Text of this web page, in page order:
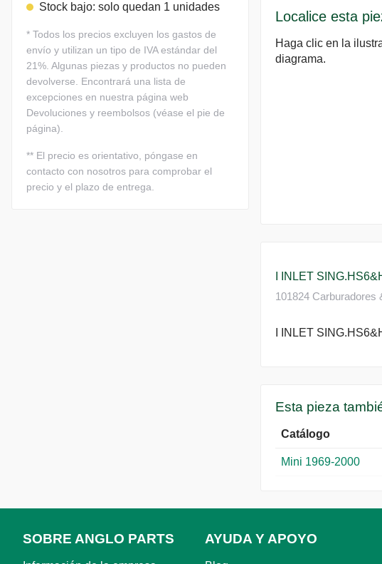
Stock bajo: solo quedan 1 unidades
* Todos los precios excluyen los gastos de
envío y utilizan un tipo de IVA estándar del
21%. Algunas piezas y productos no pueden
devolverse. Encontrará una lista de
excepciones en nuestra página web
Devoluciones y reembolsos (véase el pie de
página).
** El precio es orientativo, póngase en
contacto con nosotros para comprobar el
precio y el plazo de entrega.
Localice esta
Haga clic en la
diagrama.
I INLET
101824 Carburadores
I INLET
Esta pieza
Catálogo
Mini 1969-2000
SOBRE ANGLO PARTS AYUDA Y APOYO